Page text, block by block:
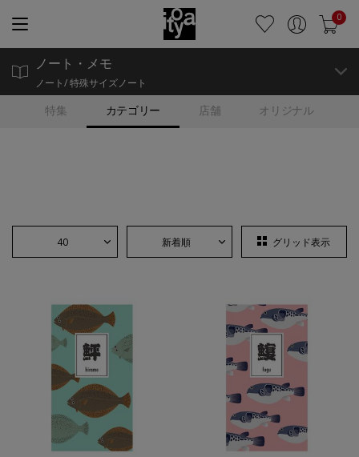
0
特集 カテゴリー 店舗 オリジナル
ノート・メモ
ノート/ 特殊サイズノート
40 新着順 グリッド表示